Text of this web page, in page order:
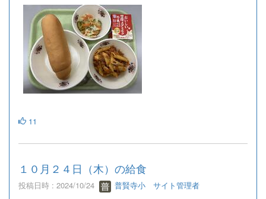
11
１０月２４日（木）の給食
投稿日時 : 2024/10/24 普賢寺小 サイト管理者